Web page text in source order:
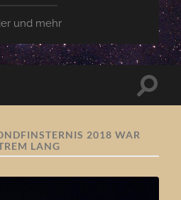
und mehr
2018 WAR
LANG